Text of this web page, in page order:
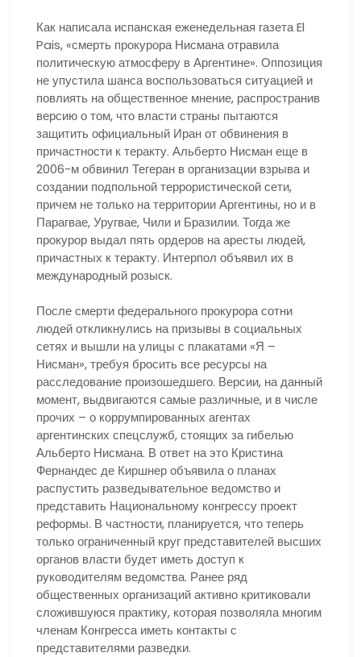
Как написала испанская еженедельная газета El
Pais, «смерть прокурора Нисмана отравила
политическую атмосферу в Аргентине». Оппозиция
не упустила шанса воспользоваться ситуацией и
повлиять на общественное мнение, распространив
версию о том, что власти страны пытаются
защитить официальный Иран от обвинения в
причастности к теракту. Альберто Нисман еще в
2006-м обвинил Тегеран в организации взрыва и
создании подпольной террористической сети,
причем не только на территории Аргентины, но и в
Парагвае, Уругвае, Чили и Бразилии. Тогда же
прокурор выдал пять ордеров на аресты людей,
причастных к теракту. Интерпол объявил их в
международный розыск.
После смерти федерального прокурора сотни
людей откликнулись на призывы в социальных
сетях и вышли на улицы с плакатами «Я –
Нисман», требуя бросить все ресурсы на
расследование произошедшего. Версии, на данный
момент, выдвигаются самые различные, и в числе
прочих – о коррумпированных агентах
аргентинских спецслужб, стоящих за гибелью
Альберто Нисмана. В ответ на это Кристина
Фернандес де Киршнер объявила о планах
распустить разведывательное ведомство и
представить Национальному конгрессу проект
реформы. В частности, планируется, что теперь
только ограниченный круг представителей высших
органов власти будет иметь доступ к
руководителям ведомства. Ранее ряд
общественных организаций активно критиковали
сложившуюся практику, которая позволяла многим
членам Конгресса иметь контакты с
представителями разведки.